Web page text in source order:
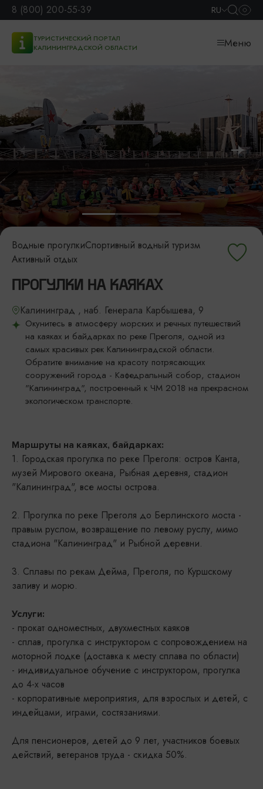
8 (800) 200-55-39 RU
ТУРИСТИЧЕСКИЙ ПОРТАЛ
КАЛИНИНГРАДСКОЙ ОБЛАСТИ
Меню
Водные прогулкиСпортивный водный туризм
Активный отдых
ПРОГУЛКИ НА КАЯКАХ
Калининград , наб. Генерала Карбышева, 9
Окунитесь в атмосферу морских и речных путешествий
на каяках и байдарках по реке Преголя, одной из
самых красивых рек Калининградской области.
Обратите внимание на красоту потрясающих
сооружений города - Кафедральный собор, стадион
"Калининград", построенный к ЧМ 2018 на прекрасном
экологическом транспорте.
Маршруты на каяках, байдарках:
1. Городская прогулка по реке Преголя: остров Канта,
музей Мирового океана, Рыбная деревня, стадион
"Калининград", все мосты острова.
2. Прогулка по реке Преголя до Берлинского моста -
правым руслом, возвращение по левому руслу, мимо
стадиона "Калининград" и Рыбной деревни.
3. Сплавы по рекам Дейма, Преголя, по Куршскому
заливу и морю.
Услуги:
- прокат одноместных, двухместных каяков
- сплав, прогулка с инструктором с сопровождением на
моторной лодке (доставка к месту сплава по области)
- индивидуальное обучение с инструктором, прогулка
до 4-х часов
- корпоративные мероприятия, для взрослых и детей, с
индейцами, играми, состязаниями.
Для пенсионеров, детей до 9 лет, участников боевых
действий, ветеранов труда - скидка 50%.